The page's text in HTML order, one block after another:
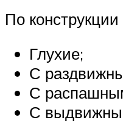
По
Глухие;
С
С
С